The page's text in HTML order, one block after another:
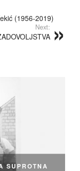
(1956-2019)
Next:
SUPROTNA